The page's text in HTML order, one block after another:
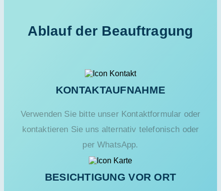
Ablauf der Beauftragung
KONTAKTAUFNAHME
Verwenden Sie bitte unser Kontaktformular oder
kontaktieren Sie uns alternativ telefonisch oder
per WhatsApp.
BESICHTIGUNG VOR ORT